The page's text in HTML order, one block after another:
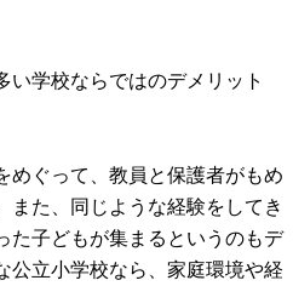
い学校ならではのデメリット
めぐって、教員と保護者がもめ
また、同じような経験をしてき
た子どもが集まるというのもデ
公立小学校なら、家庭環境や経